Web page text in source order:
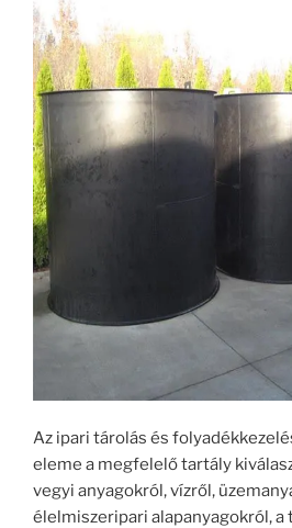
Az ipari tárolás és
eleme a megfelelő tartály
vegyi anyagokról, vízről,
élelmiszeripari alapanyagokról, a